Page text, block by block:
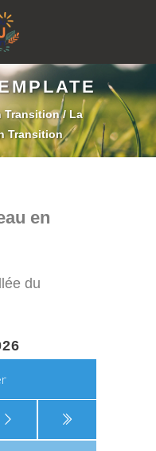
Transition/La
Transition
en
du